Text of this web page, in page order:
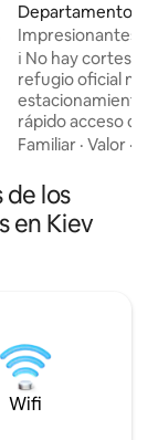
promedio: 5.0
Departamento en
Impresionantes
Cityhotel Kyiv
ℹ️ No hay cortes de
refugio oficial
estacionamiento
rápido acceso con
departamento
separadas (1
sofá cama 🛋️), 2
completos
seguridad/
inteligente.
Familiar ·Valor ·
los
en Kiev
Wifi